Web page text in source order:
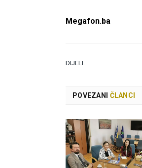
Megafon.ba
DIJELI.
POVEZANI ČLANCI